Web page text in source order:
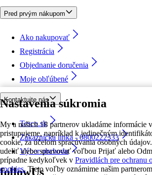
Nastavenia súkromia
My a našich 18 partnerov ukladáme informácie
pristupujeme, napríklad k jedinečným
cookie, za účelom spracúvania osobných
udeliť alebo spravovať voľbou Prijať alebo
prípadne kedykoľvek v Pravidlách pre ochranu
cookies. Tieto voľby oznámime našim
Pred prvým nákupom
Ako nakupovať
Registrácia
Objednanie doručenia
Moje obľúbené
Kontaktujte nás
Tesco.sk
Zákaznícka linka - 0800222333
Výber obchodu
followUs